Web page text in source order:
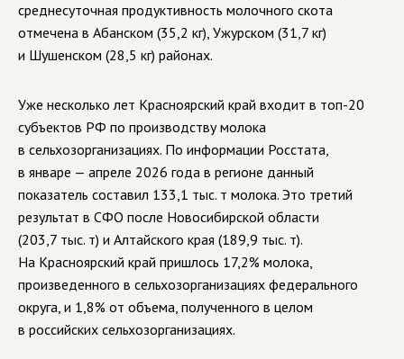
среднесуточная продуктивность молочного скота
отмечена в Абанском (35,2 кг), Ужурском (31,7 кг)
и Шушенском (28,5 кг) районах.
Уже несколько лет Красноярский край входит в топ-20
субъектов РФ по производству молока
в сельхозорганизациях. По информации Росстата,
в январе — апреле 2026 года в регионе данный
показатель составил 133,1 тыс. т молока. Это третий
результат в СФО после Новосибирской области
(203,7 тыс. т) и Алтайского края (189,9 тыс. т).
На Красноярский край пришлось 17,2% молока,
произведенного в сельхозорганизациях федерального
округа, и 1,8% от объема, полученного в целом
в российских сельхозорганизациях.